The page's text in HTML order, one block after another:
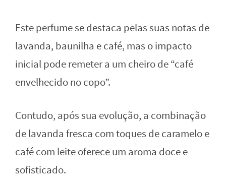
Este perfume se destaca pelas suas notas de
lavanda, baunilha e café, mas o impacto
inicial pode remeter a um cheiro de “café
envelhecido no copo”.
Contudo, após sua evolução, a combinação
de lavanda fresca com toques de caramelo e
café com leite oferece um aroma doce e
sofisticado.